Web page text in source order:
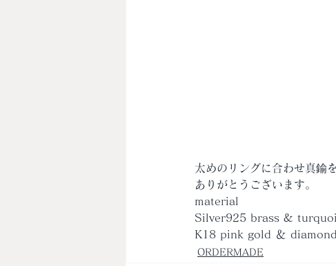
太めのリングに合わせ真鍮
ありがとうございます。
material
Silver925 brass &
K18 pink gold ＆ diamond
ORDERMADE